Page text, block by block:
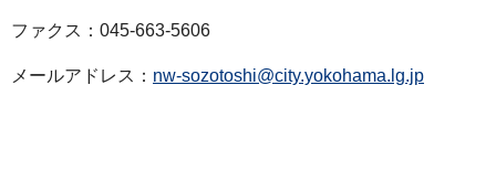
ファクス：045-663-5606
メールアドレス： nw-sozotoshi@city.yokohama.lg.jp